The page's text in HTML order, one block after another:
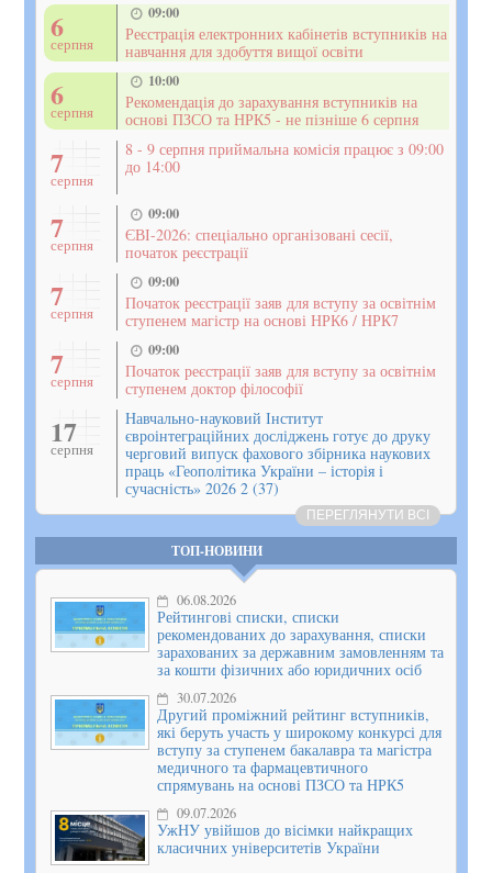
6
серпня
09:00
Реєстрація електронних кабінетів вступників на
навчання для здобуття вищої освіти
6
серпня
10:00
Рекомендація до зарахування вступників на
основі ПЗСО та НРК5 - не пізніше 6 серпня
7
серпня
8 - 9 серпня приймальна комісія працює з 09:00
до 14:00
7
серпня
09:00
ЄВІ-2026: спеціально організовані сесії,
початок реєстрації
7
серпня
09:00
Початок реєстрації заяв для вступу за освітнім
ступенем магістр на основі НРК6 / НРК7
7
серпня
09:00
Початок реєстрації заяв для вступу за освітнім
ступенем доктор філософії
17
серпня
Навчально-науковий Інститут
євроінтеграційних досліджень готує до друку
черговий випуск фахового збірника наукових
праць «Геополітика України – історія і
сучасність» 2026 2 (37)
ПЕРЕГЛЯНУТИ ВСІ
ТОП-НОВИНИ
06.08.2026
Рейтингові списки, списки
рекомендованих до зарахування, списки
зарахованих за державним замовленням та
за кошти фізичних або юридичних осіб
30.07.2026
Другий проміжний рейтинг вступників,
які беруть участь у широкому конкурсі для
вступу за ступенем бакалавра та магістра
медичного та фармацевтичного
спрямувань на основі ПЗСО та НРК5
09.07.2026
УжНУ увійшов до вісімки найкращих
класичних університетів України